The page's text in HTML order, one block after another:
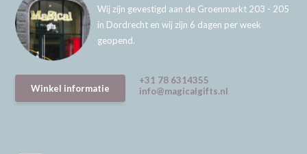
Wij zijn gevestigd aan de Groenmarkt 203 - 205
in Dordrecht en wij zijn 6 dagen per week
geopend.
Winkel informatie
+31 78 6314355
info@magicalgifts.nl